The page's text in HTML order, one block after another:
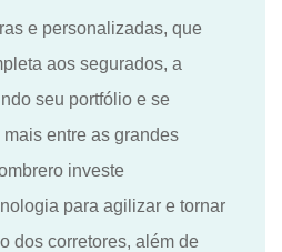
e personalizadas, que
aos segurados, a
seu portfólio e se
entre as grandes
investe
para agilizar e tornar
dos corretores, além de